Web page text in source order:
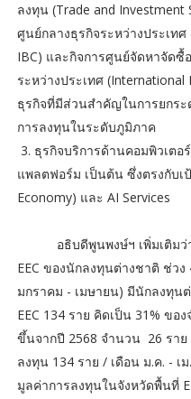
ลงทุน (Trade and Investment
ศูนย์กลางธุรกิจระหว่างประเท
IBC) และกิจการศูนย์จัดหาจัด
ระหว่างประเทศ
ธุรกิจที่มีส่วนสำคัญในการยกระ
การลงทุนในระดับภูมิภาค
3. ธุรกิจบริการด้านคอมพิวเต
แพลตฟอร์ม เป็นต้น ซึ่งตรงกับเ
Economy) และ AI Services
อธิบดีพูนพงษ์ฯ เพิ่มเติมว่า
EEC ของนักลงทุนต่างชาติ ช่ว
มกราคม - เมษายน) มีนักลงทุ
EEC 134 ราย คิดเป็น 31% ข
ขึ้นจากปี 2568 จำนวน 26 ราย
ลงทุน 134 ราย / เดือน ม.ค. - เ
มูลค่าการลงทุนในจังหวัดพื้นที่